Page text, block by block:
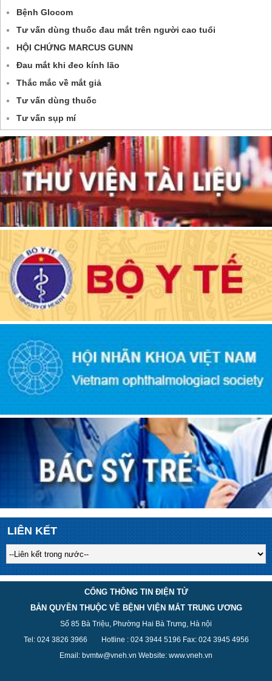
Bệnh Glocom
Tư vấn dùng thuốc đau mắt trên người cao tuổi
HỘI CHỨNG MARCUS GUNN
Đau mắt khi đeo kính lão
Thắc mắc về mắt giả
Tư vấn dùng thuốc
Tư vấn sụp mí
LIÊN KẾT
CỔNG THÔNG TIN ĐIỆN TỬ
BẢN QUYỀN THUỘC VỀ BỆNH VIỆN MẮT TRUNG ƯƠNG
Số 85 Bà Triệu, Phường Hai Bà Trưng, Hà nội
Tel: 024 3826 3966 Hotline : 024 3944 5196 Fax: 024 3945 4956
Email: bvmtw@vneh.vn Website: www.vneh.vn